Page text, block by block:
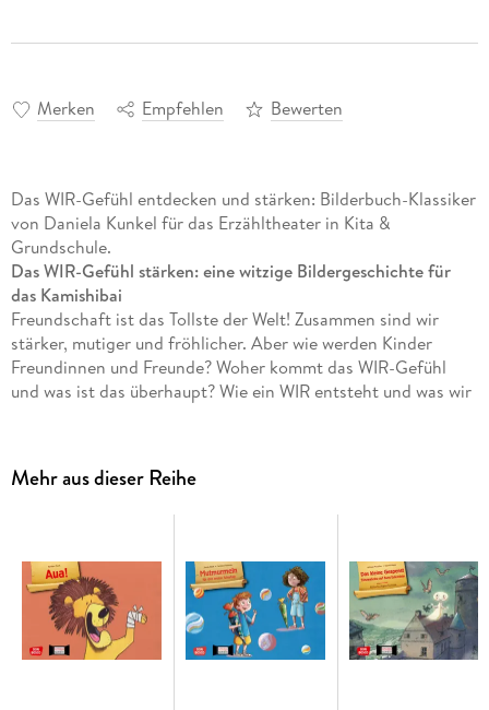
Merken Empfehlen Bewerten
Das WIR-Gefühl entdecken und stärken: Bilderbuch-Klassiker
von Daniela Kunkel für das Erzähltheater in Kita &
Grundschule.
Das WIR-Gefühl stärken: eine witzige Bildergeschichte für
das Kamishibai
Freundschaft ist das Tollste der Welt! Zusammen sind wir
stärker, mutiger und fröhlicher. Aber wie werden Kinder
Freundinnen und Freunde? Woher kommt das WIR-Gefühl
und was ist das überhaupt? Wie ein WIR entsteht und was wir
Das WIR-Gefühl entdecken und stärken
Daniela Kunkels Illustrationen als stabile Bildkarten
Mit ausführlicher Textvorlage - ideal für ein pädagogisches
Angebot
Mehr aus dieser Reihe